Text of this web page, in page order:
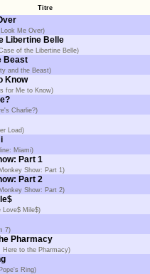
Titre
Me Over)
Libertine Belle
of the Libertine Belle)
Beast
and the Beast)
Know
for Me to Know)
Charlie?)
Load)
Miami)
Part 1
Show: Part 1)
Part 2
Show: Part 2)
Love$ Mile$)
7)
Pharmacy
Here to the Pharmacy)
Ring)